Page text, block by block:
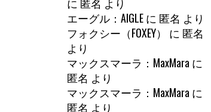
に 匿名 より
エーグル：AIGLEに 匿名 より
フォクシー（FOXEY）
に 匿名
より
マックスマーラ：MaxMaraに
匿名 より
マックスマーラ：MaxMaraに
匿名 より